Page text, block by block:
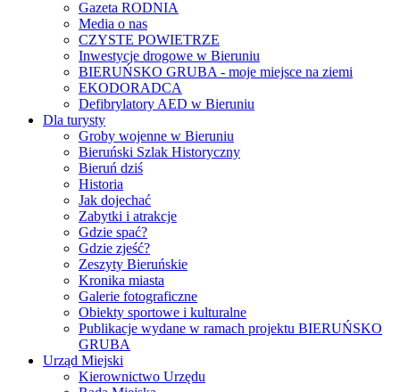
Gazeta RODNIA
Media o nas
CZYSTE POWIETRZE
Inwestycje drogowe w Bieruniu
BIERUŃSKO GRUBA - moje miejsce na ziemi
EKODORADCA
Defibrylatory AED w Bieruniu
Dla turysty
Groby wojenne w Bieruniu
Bieruński Szlak Historyczny
Bieruń dziś
Historia
Jak dojechać
Zabytki i atrakcje
Gdzie spać?
Gdzie zjeść?
Zeszyty Bieruńskie
Kronika miasta
Galerie fotograficzne
Obiekty sportowe i kulturalne
Publikacje wydane w ramach projektu BIERUŃSKO
GRUBA
Urząd Miejski
Kierownictwo Urzędu